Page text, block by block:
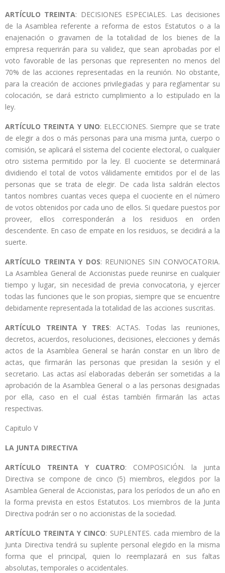
ARTÍCULO TREINTA: DECISIONES ESPECIALES. Las decisiones
de la Asamblea referente a reforma de estos Estatutos o a la
enajenación o gravamen de la totalidad de los bienes de la
empresa requerirán para su validez, que sean aprobadas por el
voto favorable de las personas que representen no menos del
70% de las acciones representadas en la reunión. No obstante,
para la creación de acciones privilegiadas y para reglamentar su
colocación, se dará estricto cumplimiento a lo estipulado en la
ley.
ARTÍCULO TREINTA Y UNO: ELECCIONES. Siempre que se trate
de elegir a dos o más personas para una misma junta, cuerpo o
comisión, se aplicará el sistema del cociente electoral, o cualquier
otro sistema permitido por la ley. El cuociente se determinará
dividiendo el total de votos válidamente emitidos por el de las
personas que se trata de elegir. De cada lista saldrán electos
tantos nombres cuantas veces quepa el cuociente en el número
de votos obtenidos por cada uno de ellos. Si quedare puestos por
proveer, ellos corresponderán a los residuos en orden
descendente. En caso de empate en los residuos, se decidirá a la
suerte.
ARTÍCULO TREINTA Y DOS: REUNIONES SIN CONVOCATORIA.
La Asamblea General de Accionistas puede reunirse en cualquier
tiempo y lugar, sin necesidad de previa convocatoria, y ejercer
todas las funciones que le son propias, siempre que se encuentre
debidamente representada la totalidad de las acciones suscritas.
ARTÍCULO TREINTA Y TRES: ACTAS. Todas las reuniones,
decretos, acuerdos, resoluciones, decisiones, elecciones y demás
actos de la Asamblea General se harán constar en un libro de
actas, que firmarán las personas que presidan la sesión y el
secretario. Las actas así elaboradas deberán ser sometidas a la
aprobación de la Asamblea General o a las personas designadas
por ella, caso en el cual éstas también firmarán las actas
respectivas.
Capitulo V
LA JUNTA DIRECTIVA
ARTÍCULO TREINTA Y CUATRO: COMPOSICIÓN. la junta
Directiva se compone de cinco (5) miembros, elegidos por la
Asamblea General de Accionistas, para los períodos de un año en
la forma prevista en estos Estatutos. Los miembros de la Junta
Directiva podrán ser o no accionistas de la sociedad.
ARTÍCULO TREINTA Y CINCO: SUPLENTES. cada miembro de la
Junta Directiva tendrá su suplente personal elegido en la misma
forma que el principal, quien lo reemplazará en sus faltas
absolutas, temporales o accidentales.